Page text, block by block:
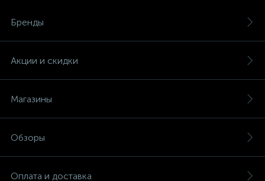
Бренды
Акции и скидки
Магазины
Обзоры
Оплата и доставка